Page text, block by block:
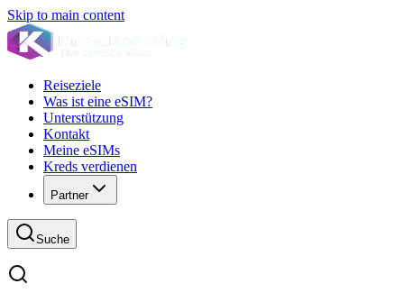
Skip to main content
Reiseziele
Was ist eine eSIM?
Unterstützung
Kontakt
Meine eSIMs
Kreds verdienen
Partner
Suche